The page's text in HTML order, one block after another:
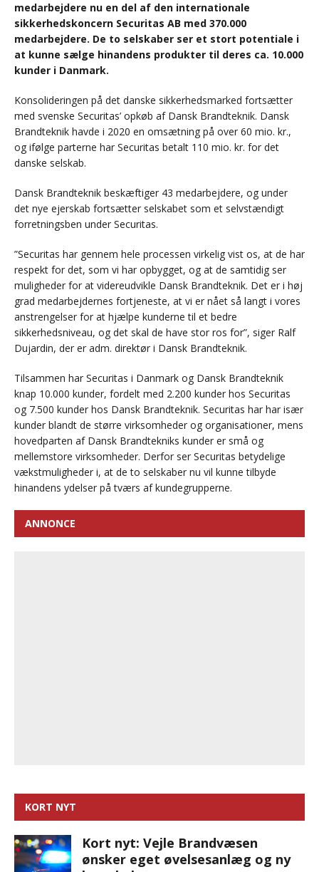
medarbejdere nu en del af den internationale
sikkerhedskoncern Securitas AB med 370.000
medarbejdere. De to selskaber ser et stort potentiale i
at kunne sælge hinandens produkter til deres ca. 10.000
kunder i Danmark.
Konsolideringen på det danske sikkerhedsmarked fortsætter
med svenske Securitas’ opkøb af Dansk Brandteknik. Dansk
Brandteknik havde i 2020 en omsætning på over 60 mio. kr.,
og ifølge parterne har Securitas betalt 110 mio. kr. for det
danske selskab.
Dansk Brandteknik beskæftiger 43 medarbejdere, og under
det nye ejerskab fortsætter selskabet som et selvstændigt
forretningsben under Securitas.
”Securitas har gennem hele processen virkelig vist os, at de har
respekt for det, som vi har opbygget, og at de samtidig ser
muligheder for at videreudvikle Dansk Brandteknik. Det er i høj
grad medarbejdernes fortjeneste, at vi er nået så langt i vores
anstrengelser for at hjælpe kunderne til et bedre
sikkerhedsniveau, og det skal de have stor ros for”, siger Ralf
Dujardin, der er adm. direktør i Dansk Brandteknik.
Tilsammen har Securitas i Danmark og Dansk Brandteknik
knap 10.000 kunder, fordelt med 2.200 kunder hos Securitas
og 7.500 kunder hos Dansk Brandteknik. Securitas har har især
kunder blandt de større virksomheder og organisationer, mens
hovedparten af Dansk Brandtekniks kunder er små og
mellemstore virksomheder. Derfor ser Securitas betydelige
vækstmuligheder i, at de to selskaber nu vil kunne tilbyde
hinandens ydelser på tværs af kundegrupperne.
ANNONCE
KORT NYT
Kort nyt: Vejle Brandvæsen
ønsker eget øvelsesanlæg og ny